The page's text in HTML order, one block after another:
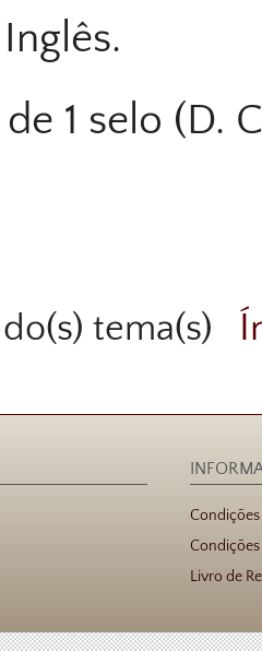
1 selo (D.
tema(s)
Condições
Livro de